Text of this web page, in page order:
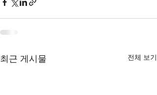
최근 게시물 전체 보기